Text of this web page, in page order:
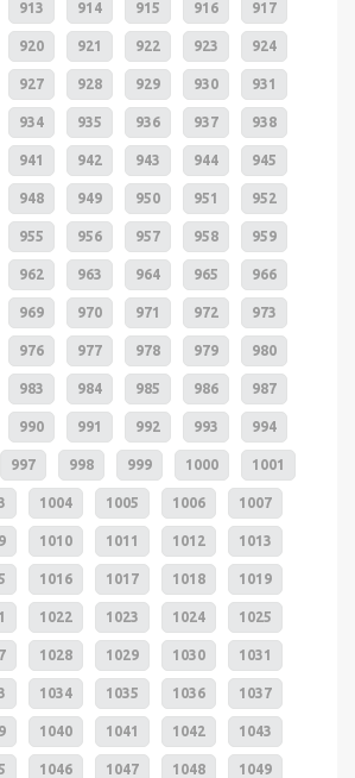
913 914 915 916 917
920 921 922 923 924
927 928 929 930 931
934 935 936 937 938
941 942 943 944 945
948 949 950 951 952
955 956 957 958 959
962 963 964 965 966
969 970 971 972 973
976 977 978 979 980
983 984 985 986 987
990 991 992 993 994
997 998 999 1000 1001
1004 1005 1006 1007
1010 1011 1012 1013
1016 1017 1018 1019
1022 1023 1024 1025
1028 1029 1030 1031
1034 1035 1036 1037
1040 1041 1042 1043
1046 1047 1048 1049